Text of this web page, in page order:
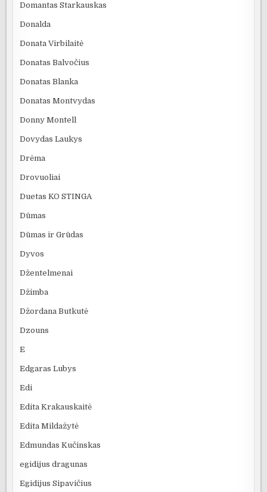
Domantas Starkauskas
Donalda
Donata Virbilaitė
Donatas Balvočius
Donatas Blanka
Donatas Montvydas
Donny Montell
Dovydas Laukys
Drėma
Drovuoliai
Duetas KO STINGA
Dūmas
Dūmas ir Grūdas
Dyvos
Džentelmenai
Džimba
Džordana Butkutė
Dzouns
E
Edgaras Lubys
Edi
Edita Krakauskaitė
Edita Mildažytė
Edmundas Kučinskas
egidijus dragunas
Egidijus Sipavičius